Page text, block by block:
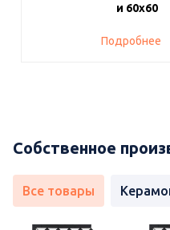
и 60х60
Подробнее
Собственное
Все товары